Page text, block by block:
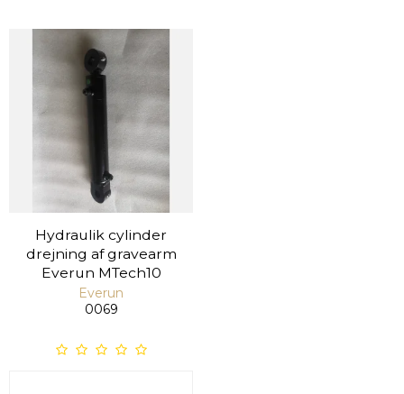
Hydraulik cylinder
drejning af gravearm
Everun MTech10
Everun
0069